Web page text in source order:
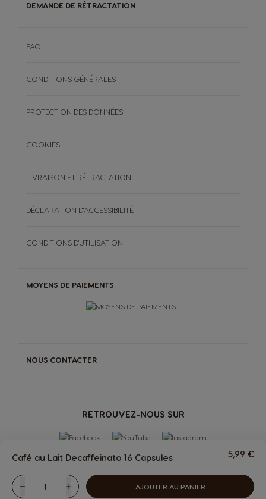
DEMANDE DE RÉTRACTATION
RETROUVEZ-NOUS SUR
MOYENS DE PAIEMENTS
NOUS CONTACTER
FAQ
CONDITIONS GÉNÉRALES
PROTECTION DES DONNÉES
COOKIES
LIVRAISON ET RÉTRACTATION
DÉCLARATION D'ACCESSIBILITÉ
CONDITIONS D'UTILISATION
BOISSONS
Machines MACHINES
ACCESSOIRES
Café au Lait Decaffeinato 16 Capsules 5,99 €
DiminuerQuantitéAugmenter
AJOUTER AU PANIER